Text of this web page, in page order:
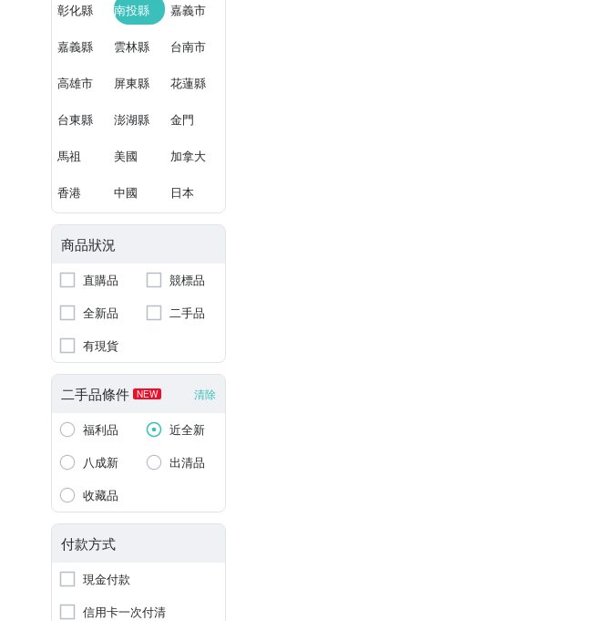
彰化縣 南投縣 嘉義市
嘉義縣 雲林縣 台南市
高雄市 屏東縣 花蓮縣
台東縣 澎湖縣 金門
馬祖 美國 加拿大
香港 中國 日本
商品狀況
直購品
競標品
全新品
二手品
有現貨
二手品條件 NEW 清除
福利品
近全新
八成新
出清品
收藏品
付款方式
現金付款
信用卡一次付清